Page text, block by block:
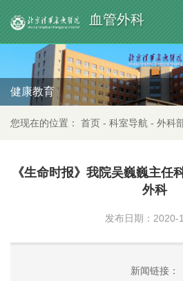
血管外科
健康教育
您现在的位置： 首页 - 科室导航 - 外科
《生命时报》我院吴巍巍主任
外科
发布日期：2020-
新闻链接：